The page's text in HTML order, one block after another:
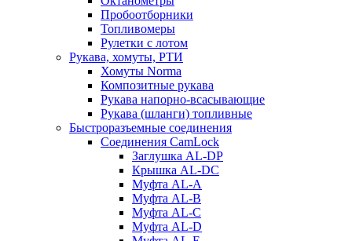
Пробоотборники
Топливомеры
Рулетки с лотом
Рукава, хомуты, РТИ
Хомуты Norma
Композитные рукава
Рукава напорно-всасывающие
Рукава (шланги) топливные
Быстроразъемные соединения
Соединения CamLock
Заглушка AL-DP
Крышка AL-DC
Муфта AL-A
Муфта AL-B
Муфта AL-C
Муфта AL-D